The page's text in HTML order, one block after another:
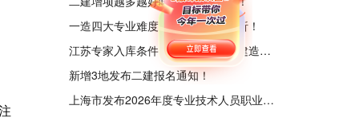
一造四大专业难度、需求、收益解析！
江苏专家入库条件明确！需持一级建造师等证书！
新增3地发布二建报名通知！
上海市发布2026年度专业技术人员职业资格考试工作计划